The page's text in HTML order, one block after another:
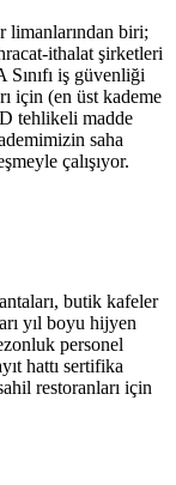
limanlarından biri;
ithalat şirketleri
iş güvenliği
için (en üst kademe
tehlikeli madde
saha
çalışıyor.
butik kafeler
yıl boyu hijyen
personel
hattı sertifika
restoranları için